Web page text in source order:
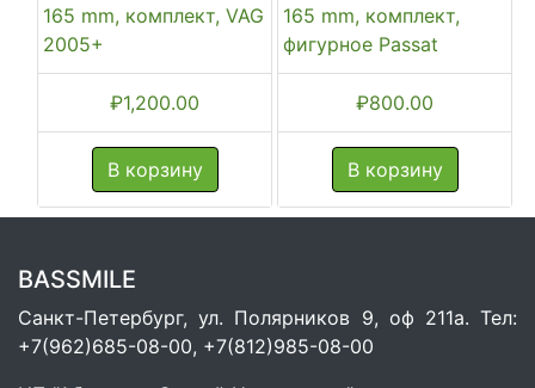
165 mm, комплект, VAG
2005+
₽1,200.00
В корзину
165 mm, комплект,
фигурное Passat
₽800.00
В корзину
BASSMILE
Санкт-Петербург, ул. Полярников 9, оф 211а. Тел:
+7(962)685-08-00, +7(812)985-08-00